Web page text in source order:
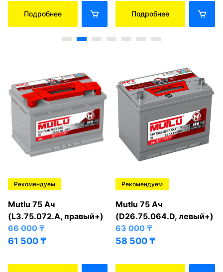
Подробнее Подробнее
Рекомендуем
Mutlu 75 Ач
(L3.75.072.A, правый+)
66 000₸
61 500₸
Рекомендуем
Mutlu 75 Ач
(D26.75.064.D, левый+)
63 000₸
58 500₸